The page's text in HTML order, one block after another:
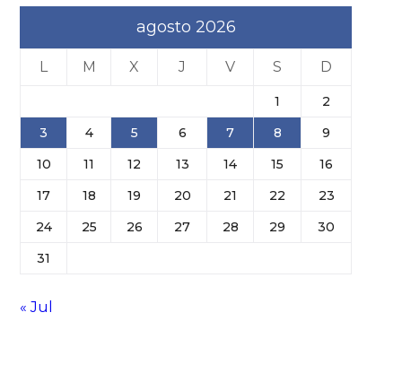
agosto 2026
L M X J V S D
1
2
3
4 5 6 7 8
9
10
11 12 13 14 15
16
17
18 19 20 21 22
23
24
25 26 27 28 29
30
31
« Jul